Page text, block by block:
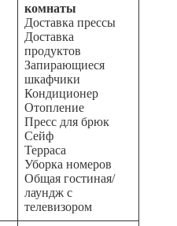
комнаты
Доставка прессы
Доставка
продуктов
Запирающиеся
шкафчики
Кондиционер
Отопление
Пресс для брюк
Сейф
Терраса
Уборка номеров
Общая гостиная/
лаундж с
телевизором